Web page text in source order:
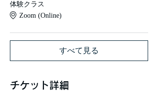
体験クラス
Zoom (Online)
すべて見る
チケット詳細